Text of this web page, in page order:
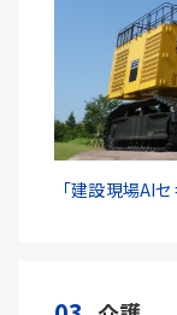
「建設現場AI